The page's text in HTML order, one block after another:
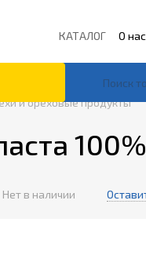
КАТАЛОГ
О нас
и ореховые продукты
Нет в наличии